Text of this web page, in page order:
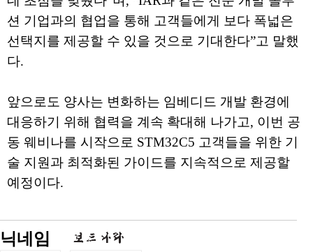
션 기업과의 협업을 통해 고객들에게 보다 폭넓은
선택지를 제공할 수 있을 것으로 기대한다”고 말했
다.
앞으로도 양사는 변화하는 임베디드 개발 환경에
대응하기 위해 협력을 계속 확대해 나가고, 이번 공
동 웨비나를 시작으로 STM32C5 고객들을 위한 기
술 지원과 최적화된 가이드를 지속적으로 제공할
예정이다.
닉네임